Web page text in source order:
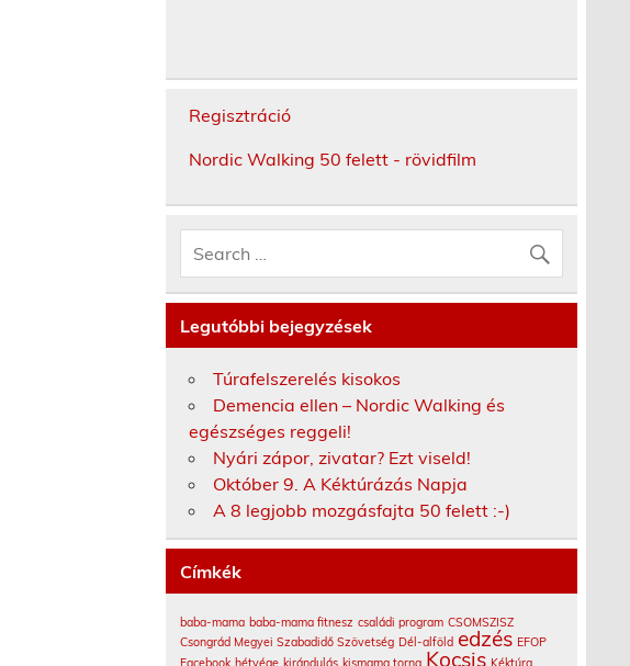
Regisztráció
Nordic Walking 50 felett - rövidfilm
Legutóbbi bejegyzések
Túrafelszerelés kisokos
Demencia ellen – Nordic Walking és
egészséges reggeli!
Nyári zápor, zivatar? Ezt viseld!
Október 9. A Kéktúrázás Napja
A 8 legjobb mozgásfajta 50 felett :-)
Címkék
baba-mama baba-mama fitnesz családi program CSOMSZISZ
Csongrád Megyei Szabadidő Szövetség Dél-alföld edzés EFOP
Kocsis